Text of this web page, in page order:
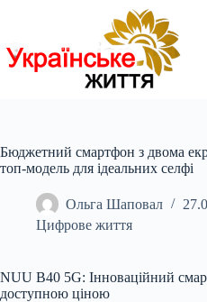
Бюджетний смартфон з двома
топ-модель для ідеальних селфі
Ольга Шаповал
Цифрове життя
NUU B40 5G: Інноваційний
доступною ціною